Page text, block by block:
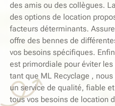
des amis ou des collègues.
des options de location
facteurs déterminants.
offre des bennes de
vos besoins spécifiques.
est primordiale pour éviter
tant que ML Recyclage ,
un service de qualité, fiable
tous vos besoins de location